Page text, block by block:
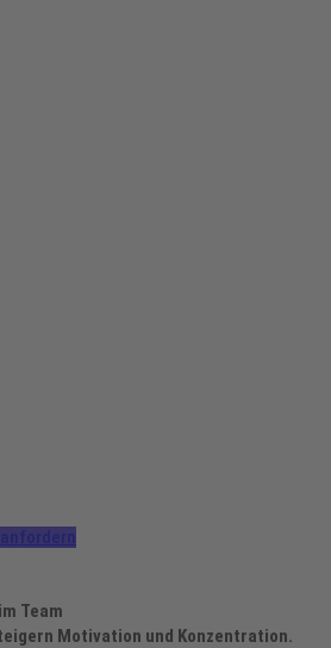
Team
Motivation und Konzentration.